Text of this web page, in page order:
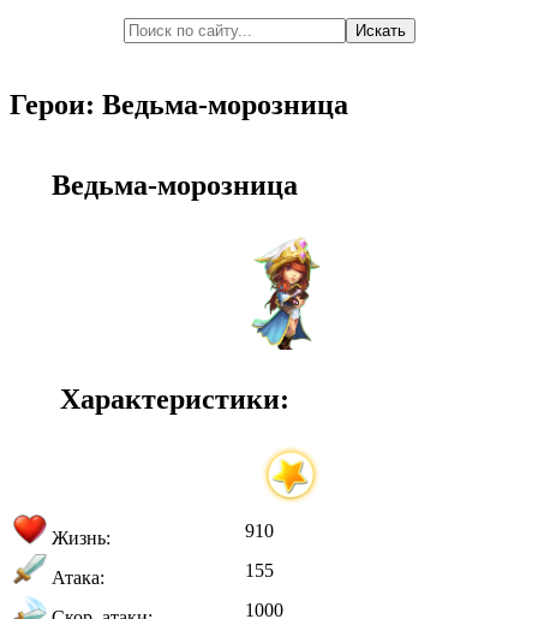
Герои: Ведьма-морозница
Ведьма-морозница
Характеристики:
Жизнь: 910
Атака: 155
1000